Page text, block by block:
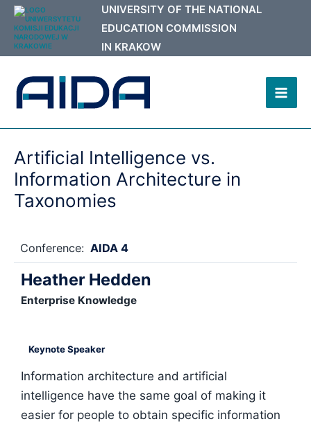
Skip
content
Artificial Intelligence vs.
Information Architecture in
Taxonomies
Conference: AIDA 4
Heather Hedden
Enterprise Knowledge
Keynote Speaker
Information architecture and artificial
intelligence have the same goal of making it
easier for people to obtain specific information